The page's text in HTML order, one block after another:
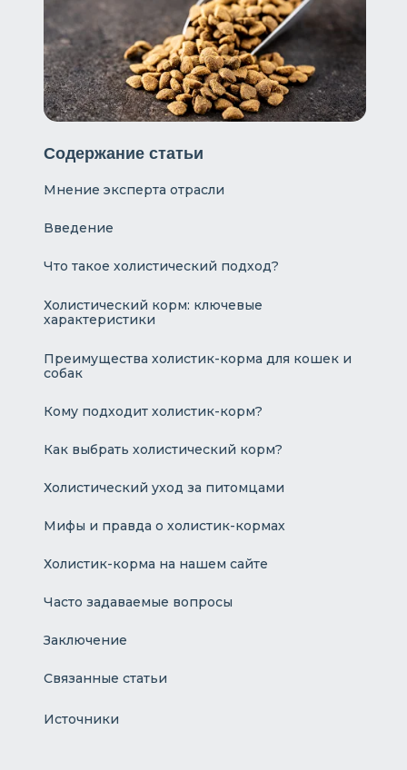
Содержание статьи
Мнение эксперта отрасли
Введение
Что такое холистический подход?
Холистический корм: ключевые
характеристики
Кому подходит холистик-корм?
Как выбрать холистический корм?
Заключение
Источники
Связанные статьи
Преимущества холистик-корма для кошек и
собак
Мифы и правда о холистик-кормах
Холистический уход за питомцами
Холистик-корма на нашем сайте
Часто задаваемые вопросы